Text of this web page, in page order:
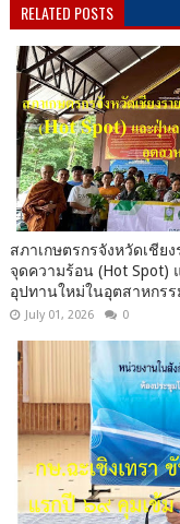
RELATED POSTS
สภาเกษตรกรจังหวัดเชีย
จุดความร้อน (Hot Spot)
อุปทานใหม่ในอุตสาหกร
July 01, 2026 0